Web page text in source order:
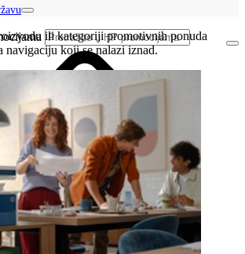
ili kategoriji promotivnih ponuda
navigaciju koji se nalazi iznad.